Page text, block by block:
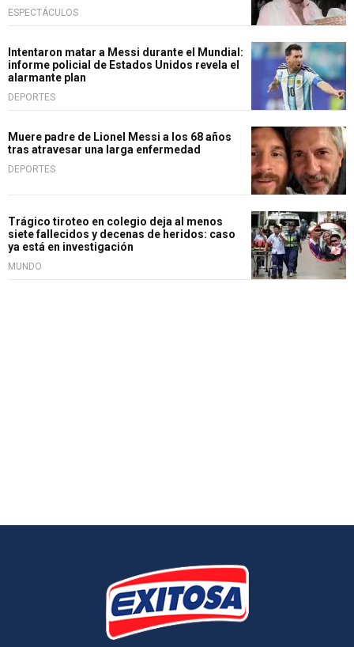
ESPECTÁCULOS
Intentaron matar a Messi durante el Mundial:
informe policial de Estados Unidos revela el
alarmante plan
DEPORTES
Muere padre de Lionel Messi a los 68 años
tras atravesar una larga enfermedad
DEPORTES
Trágico tiroteo en colegio deja al menos
siete fallecidos y decenas de heridos: caso
ya está en investigación
MUNDO